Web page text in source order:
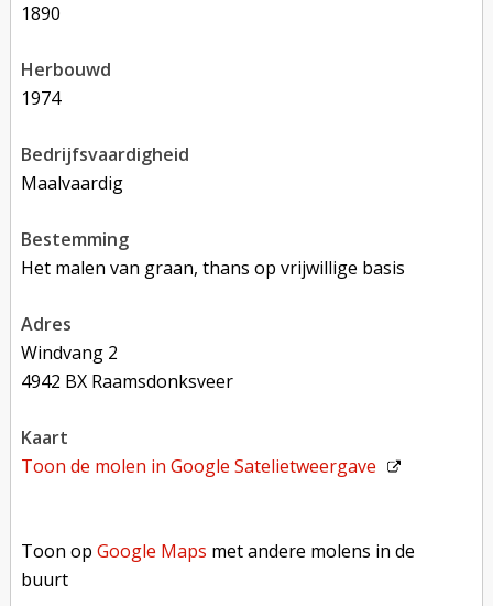
1890
herbouwd
1974
bedrijfsvaardigheid
Maalvaardig
bestemming
Het malen van graan, thans op vrijwillige basis
adres
Windvang 2
4942 BX Raamsdonksveer
kaart
Toon de molen inGoogle Satelietweergave
Toon opGoogle Maps met andere molens in de
buurt